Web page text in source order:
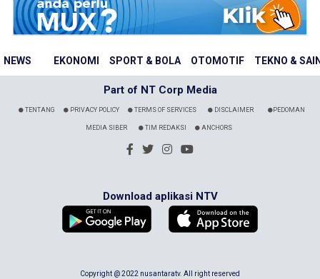
NEWS EKONOMI SPORT & BOLA OTOMOTIF TEKNO &
Part of NT Corp Media
TENTANG PRIVACY POLICY TERMS OF SERVICES DISCLAIMER PEDOMAN
MEDIA SIBER TIM REDAKSI ANCHORS
Download aplikasi NTV
Copyright @ 2022 nusantaratv. All right reserved